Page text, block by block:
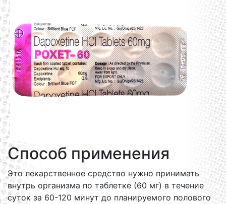
Способ применения
Это лекарственное средство нужно принимать
внутрь организма по таблетке (60 мг) в течение
суток за 60-120 минут до планируемого полового